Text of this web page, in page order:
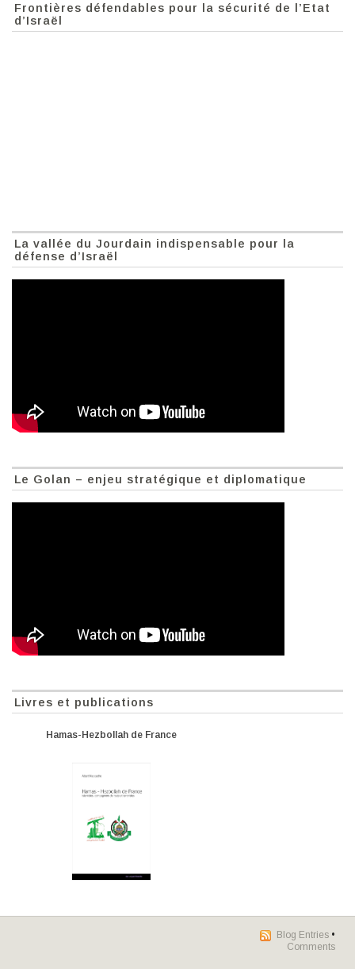
Frontières défendables pour la sécurité de l’Etat
d’Israël
La vallée du Jourdain indispensable pour la
défense d’Israël
Le Golan – enjeu stratégique et diplomatique
Livres et publications
Hamas-Hezbollah de France
Blog Entries •
Comments